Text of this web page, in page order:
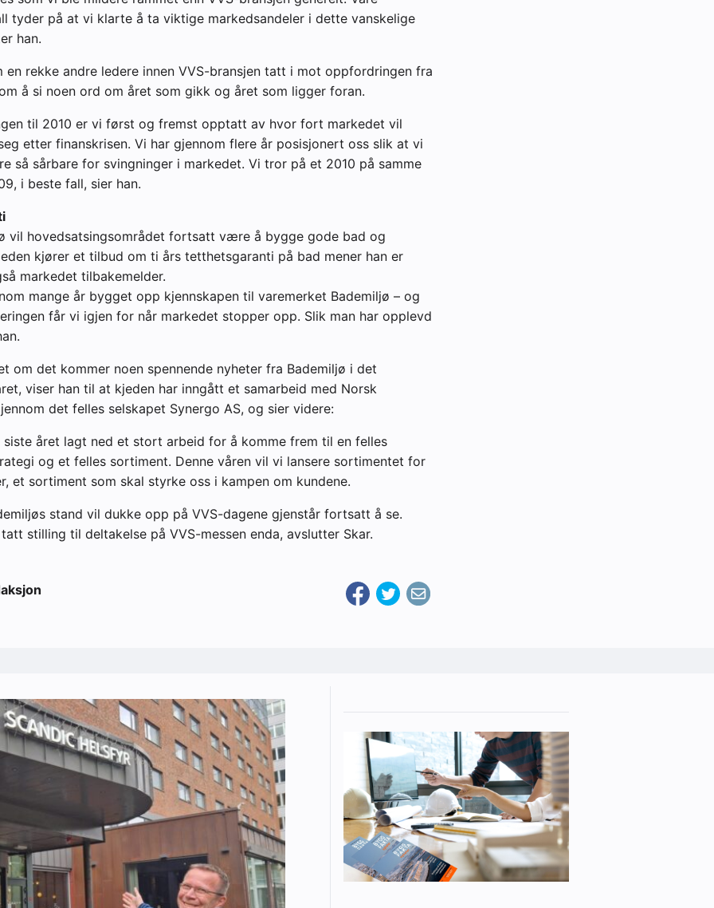
tyder på at vi klarte å ta viktige markedsandeler i dette vanskelige
han.
en rekke andre ledere innen VVS-bransjen tatt i mot oppfordringen fra
å si noen ord om året som gikk og året som ligger foran.
til 2010 er vi først og fremst opptatt av hvor fort markedet vil
etter finanskrisen. Vi har gjennom flere år posisjonert oss slik at vi
så sårbare for svingninger i markedet. Vi tror på et 2010 på samme
i beste fall, sier han.
vil hovedsatsingsområdet fortsatt være å bygge gode bad og
kjører et tilbud om ti års tetthetsgaranti på bad mener han er
markedet tilbakemelder.
mange år bygget opp kjennskapen til varemerket Bademiljø – og
får vi igjen for når markedet stopper opp. Slik man har opplevd
om det kommer noen spennende nyheter fra Bademiljø i det
viser han til at kjeden har inngått et samarbeid med Norsk
det felles selskapet Synergo AS, og sier videre:
siste året lagt ned et stort arbeid for å komme frem til en felles
og et felles sortiment. Denne våren vil vi lansere sortimentet for
et sortiment som skal styrke oss i kampen om kundene.
stand vil dukke opp på VVS-dagene gjenstår fortsatt å se.
stilling til deltakelse på VVS-messen enda, avslutter Skar.